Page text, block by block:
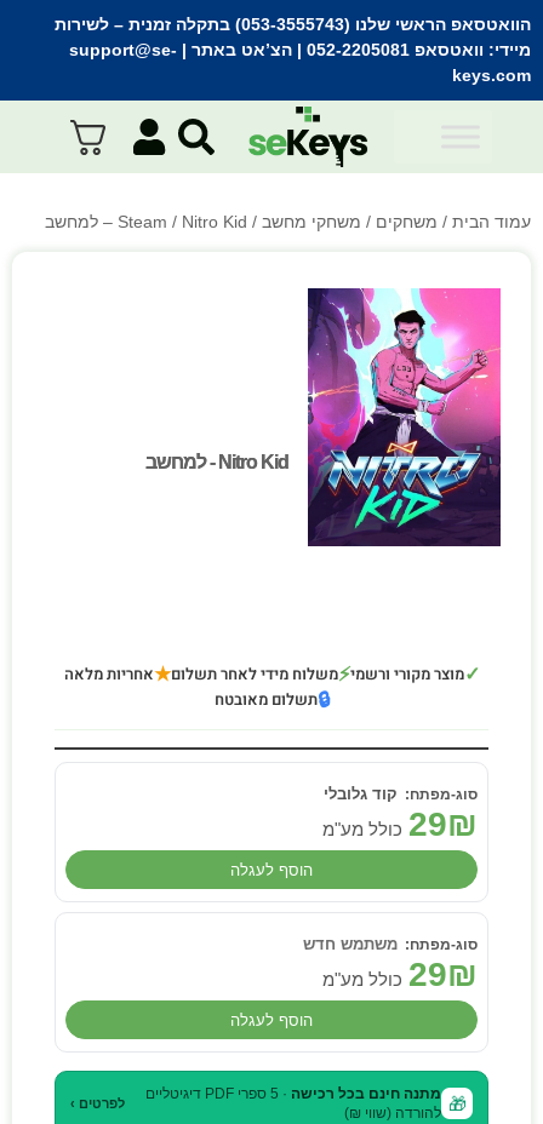
הוואטסאפ הראשי שלנו (053-3555743) בתקלה זמנית
– לשירות
מיידי: וואטסאפ 052-2205081 | הצ’אט באתר | support@se-
keys.com
עמוד הבית / משחקים / משחקי מחשב /
Steam / Nitro Kid – למחשב
Nitro Kid - למחשב
Nitro Kid - למחשב
✓מוצר מקורי ורשמי⚡משלוח מידי לאחר תשלום★אחריות מלאה
🔒תשלום מאובטח
קוד גלובלי
29₪ כולל מע"מ
הוסף לעגלה
משתמש חדש
29₪ כולל מע"מ
הוסף לעגלה
🎁 מתנה חינם בכל רכישה
· 5 ספרי PDF דיגיטליים
להורדה (שווי ₪)
לפרטים ›